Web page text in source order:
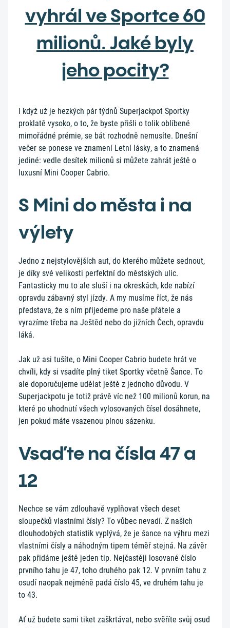
vyhrál ve Sportce 60
milionů. Jaké byly
jeho pocity?
I když už je hezkých pár týdnů Superjackpot Sportky
proklatě vysoko, o to, že byste přišli o tolik oblíbené
mimořádné prémie, se bát rozhodně nemusíte. Dnešní
večer se ponese ve znamení Letní lásky, a to znamená
jediné: vedle desítek milionů si můžete zahrát ještě o
luxusní Mini Cooper Cabrio.
S Mini do města i na
výlety
Jedno z nejstylovějších aut, do kterého můžete sednout,
je díky své velikosti perfektní do městských ulic.
Fantasticky mu to ale sluší i na okreskách, kde nabízí
opravdu zábavný styl jízdy. A my musíme říct, že nás
představa, že s ním přijedeme pro naše přátele a
vyrazíme třeba na Ještěd nebo do jižních Čech, opravdu
láká.
Jak už asi tušíte, o Mini Cooper Cabrio budete hrát ve
chvíli, kdy si vsadíte plný tiket Sportky včetně Šance. To
ale doporučujeme udělat ještě z jednoho důvodu. V
Superjackpotu je totiž právě víc než 100 milionů korun, na
které po uhodnutí všech vylosovaných čísel dosáhnete,
jen pokud máte vsazenou plnou sázenku.
Vsaďte na čísla 47 a
12
Nechce se vám zdlouhavě vyplňovat všech deset
sloupečků vlastními čísly? To vůbec nevadí. Z našich
dlouhodobých statistik vyplývá, že je šance na výhru mezi
vlastními čísly a náhodným tipem téměř stejná. Na závěr
pak přidáme ještě jeden tip. Nejčastěji losované číslo
prvního tahu je 47, toho druhého pak 12. V prvním tahu z
osudí naopak nejméně padá číslo 45, ve druhém tahu je
to 43.
Ať už budete sami tiket zaškrtávat, nebo svěříte svůj osud